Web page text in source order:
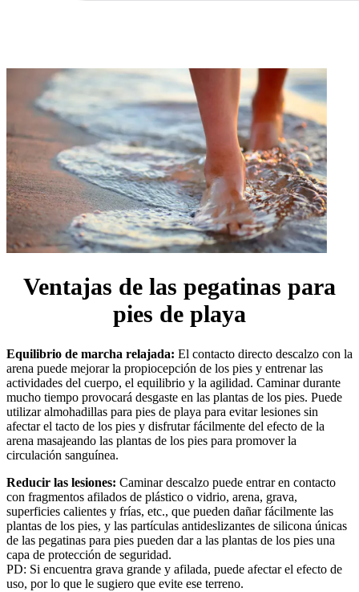
Ventajas de las pegatinas para
pies de playa
Equilibrio de marcha relajada: El contacto directo descalzo con la
arena puede mejorar la propiocepción de los pies y entrenar las
actividades del cuerpo, el equilibrio y la agilidad. Caminar durante
mucho tiempo provocará desgaste en las plantas de los pies. Puede
utilizar almohadillas para pies de playa para evitar lesiones sin
afectar el tacto de los pies y disfrutar fácilmente del efecto de la
arena masajeando las plantas de los pies para promover la
circulación sanguínea.
Reducir las lesiones: Caminar descalzo puede entrar en contacto
con fragmentos afilados de plástico o vidrio, arena, grava,
superficies calientes y frías, etc., que pueden dañar fácilmente las
plantas de los pies, y las partículas antideslizantes de silicona únicas
de las pegatinas para pies pueden dar a las plantas de los pies una
capa de protección de seguridad.
PD: Si encuentra grava grande y afilada, puede afectar el efecto de
uso, por lo que le sugiero que evite ese terreno.